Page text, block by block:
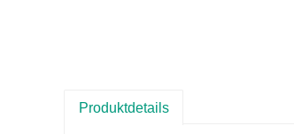
Produktdetails